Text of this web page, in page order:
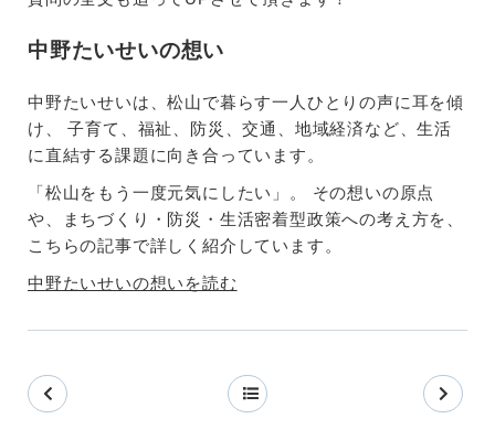
中野たいせいの想い
中野たいせいは、松山で暮らす一人ひとりの声に耳を傾
け、 子育て、福祉、防災、交通、地域経済など、生活
に直結する課題に向き合っています。
「松山をもう一度元気にしたい」。 その想いの原点
や、まちづくり・防災・生活密着型政策への考え方を、
こちらの記事で詳しく紹介しています。
中野たいせいの想いを読む